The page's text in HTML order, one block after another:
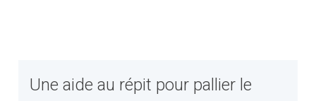
Une aide au répit pour pallier le